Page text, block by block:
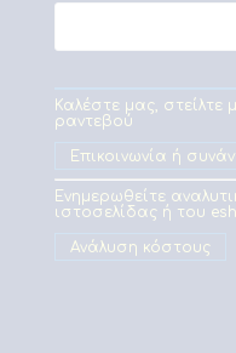
Καλέστε μας, στείλτε
ραντεβού
Επικοινωνία ή
Ενημερωθείτε
ιστοσελίδας ή του
Ανάλυση κόστους